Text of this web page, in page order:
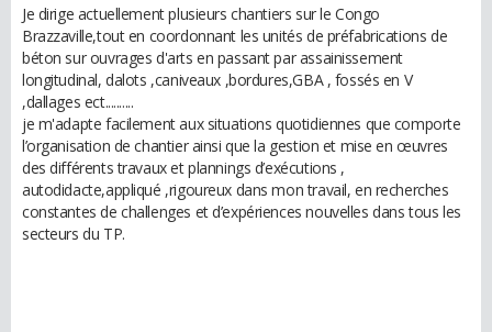
Je dirige actuellement plusieurs chantiers sur le Congo
Brazzaville,tout en coordonnant les unités de préfabrications de
béton sur ouvrages d'arts en passant par assainissement
longitudinal, dalots ,caniveaux ,bordures,GBA , fossés en V
,dallages ect..........
je m'adapte facilement aux situations quotidiennes que comporte
l’organisation de chantier ainsi que la gestion et mise en œuvres
des différents travaux et plannings d’exécutions ,
autodidacte,appliqué ,rigoureux dans mon travail, en recherches
constantes de challenges et d’expériences nouvelles dans tous les
secteurs du TP.